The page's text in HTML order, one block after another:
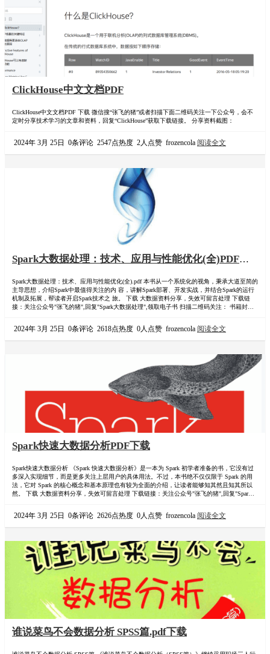
ClickHouse中文文档PDF
ClickHouse中文文档PDF 下载 微信搜“张飞的猪”或者扫描下面二维码关注一下公众号，会不
定时分享技术学习的文章和资料，回复“ClickHouse”获取下载链接。 分享资料截图：
2024年 3月 25日 0条评论 2547点热度 2人点赞 frozencola 阅读全文
Spark大数据处理：技术、应用与性能优化(全)PDF下
Spark大数据处理：技术、应用与性能优化(全).pdf 本书从一个系统化的视角，秉承大道至简的
主导思想，介绍Spark中最值得关注的内 容，讲解Spark部署、开发实战，并结合Spark的运行
机制及拓展，帮读者开启Spark技术之 旅。 下载 大数据资料分享，失效可留言处理 下载链
接：关注公众号"张飞的猪",回复"Spark大数据处理",领取电子书 扫描二维码关注： 书籍封
2024年 3月 25日 0条评论 2618点热度 0人点赞 frozencola 阅读全文
Spark快速大数据分析PDF下载
Spark快速大数据分析 《Spark 快速大数据分析》是一本为 Spark 初学者准备的书，它没有过
多深入实现细节，而是更多关注上层用户的具体用法。不过，本书绝不仅仅限于 Spark 的用
法，它对 Spark 的核心概念和基本原理也有较为全面的介绍，让读者能够知其然且知其所以
然。 下载 大数据资料分享，失效可留言处理 下载链接：关注公众号"张飞的猪",回复"Spark快
2024年 3月 25日 0条评论 2626点热度 0人点赞 frozencola 阅读全文
谁说菜鸟不会数据分析 SPSS篇.pdf下载